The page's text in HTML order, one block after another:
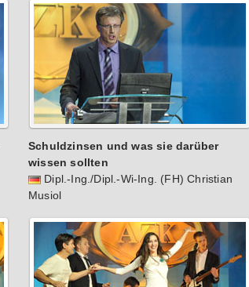
Schuldzinsen und was sie darüber
wissen sollten
Dipl.-Ing./Dipl.-Wi-Ing. (FH) Christian
Musiol